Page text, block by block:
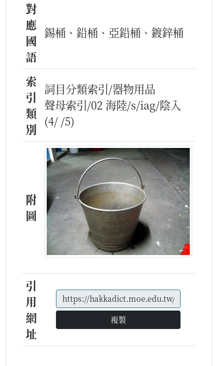
對
應
國
語
錫桶、鉛桶、亞鉛桶、鍍鋅桶
索
引
類
別
詞目分類索引/器物用品
聲母索引/02 海陸/s/iag/陰入
(4/ /5)
附
圖
引
用
網
址
複製